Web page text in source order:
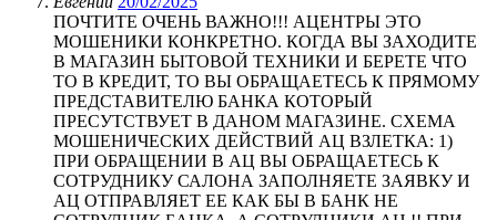
ПОЧТИТЕ ОЧЕНЬ ВАЖНО!!! АЦЕНТРЫ ЭТО
МОШЕНИКИ КОНКРЕТНО. КОГДА ВЫ ЗАХОДИТЕ
В МАГАЗИН БЫТОВОЙ ТЕХНИКИ И БЕРЕТЕ ЧТО
ТО В КРЕДИТ, ТО ВЫ ОБРАЩАЕТЕСЬ К ПРЯМОМУ
ПРЕДСТАВИТЕЛЮ БАНКА КОТОРЫЙ
ПРЕСУТСТВУЕТ В ДАНОМ МАГАЗИНЕ. СХЕМА
МОШЕНИЧЕСКИХ ДЕЙСТВИЙ АЦ ВЗЛЕТКА: 1)
ПРИ ОБРАЩЕНИИ В АЦ ВЫ ОБРАЩАЕТЕСЬ К
СОТРУДНИКУ САЛОНА ЗАПОЛНЯЕТЕ ЗАЯВКУ И
АЦ ОТПРАВЛЯЕТ ЕЕ КАК БЫ В БАНК НЕ